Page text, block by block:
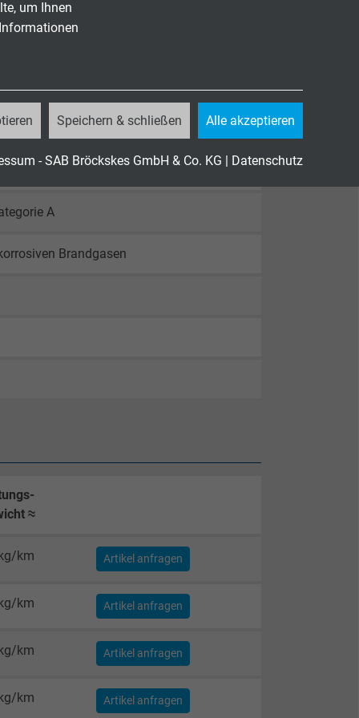
um Ihnen
Speichern & schließen Alle akzeptieren
- SAB Bröckskes GmbH & Co. KG | Datenschutz
A
Brandgasen
≈
km Artikel anfragen
km Artikel anfragen
km Artikel anfragen
km Artikel anfragen